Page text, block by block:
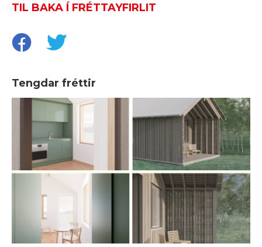
TIL BAKA Í FRÉTTAYFIRLIT
Tengdar fréttir